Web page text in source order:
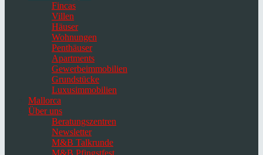
Fincas
Villen
Häuser
Wohnungen
Penthäuser
Apartments
Gewerbeimmobilien
Grundstücke
Luxusimmobilien
Mallorca
Über uns
Beratungszentren
Newsletter
M&B Talkrunde
M&B Pfingstfest